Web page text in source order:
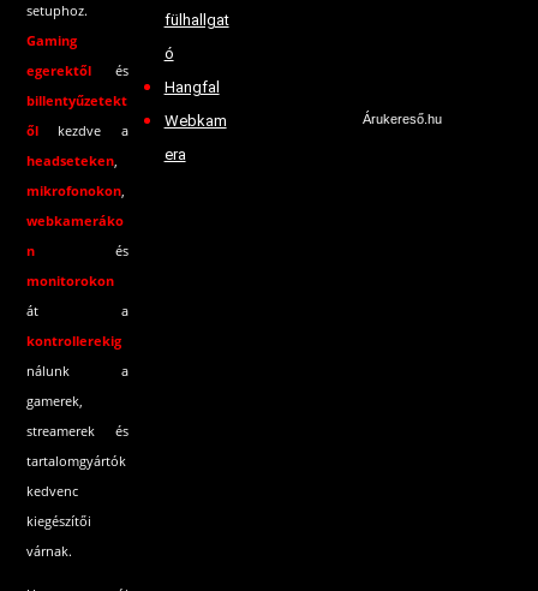
setuphoz.
Gaming
egerektől és
billentyűzetekt
ől kezdve a
headseteken,
mikrofonokon,
webkameráko
n és
monitorokon
át a
kontrollerekig
nálunk a
gamerek,
streamerek és
tartalomgyártók
kedvenc
kiegészítői
várnak.
fülhallgat
ó
Hangfal
Webkam
era
Árukereső.hu